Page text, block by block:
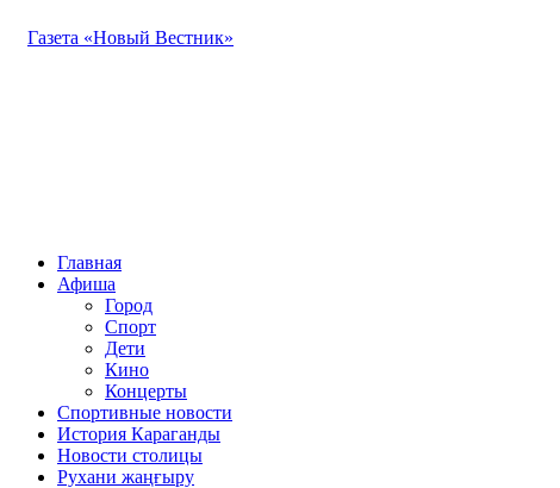
Газета «Новый Вестник»
Главная
Афиша
Город
Спорт
Дети
Кино
Концерты
Спортивные новости
История Караганды
Новости столицы
Рухани жаңғыру